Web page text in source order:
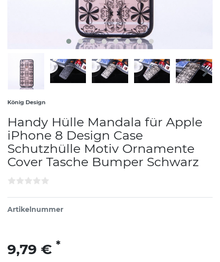
König Design
Handy Hülle Mandala für Apple
iPhone 8 Design Case
Schutzhülle Motiv Ornamente
Cover Tasche Bumper Schwarz
Artikelnummer
9,79 € *